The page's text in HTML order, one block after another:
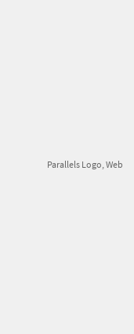
Parallels Logo, Web